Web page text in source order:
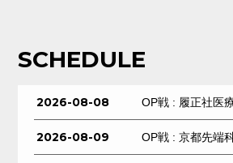
SCHEDULE
2026-08-08 OP戦 : 履正社医
2026-08-09 OP戦 : 京都先端